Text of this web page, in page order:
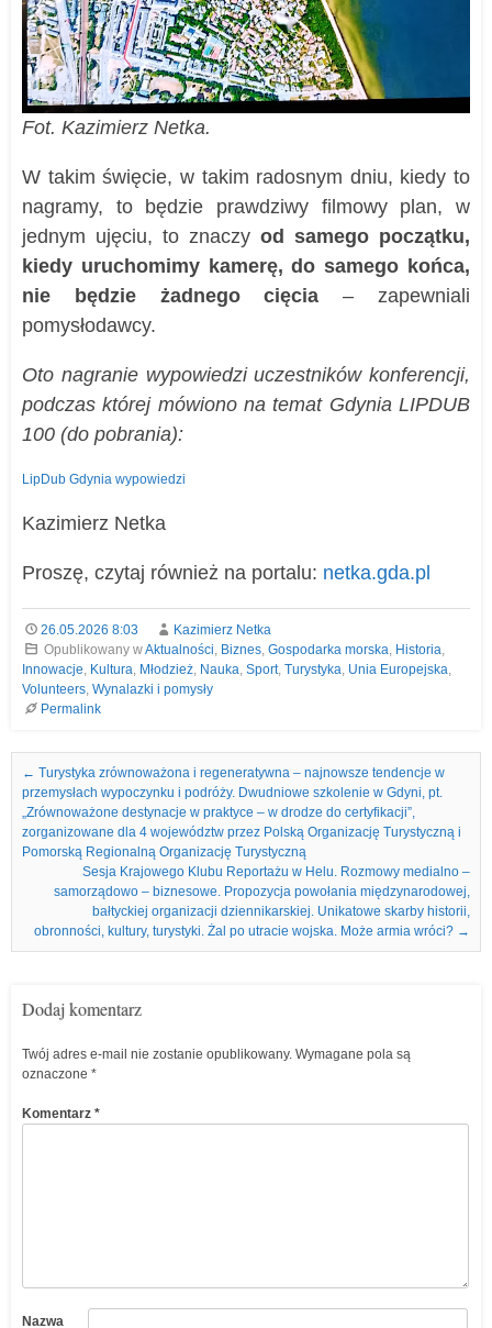
Fot. Kazimierz Netka.
W takim święcie, w takim radosnym dniu, kiedy to
nagramy, to będzie prawdziwy filmowy plan, w
jednym ujęciu, to znaczy od samego początku,
kiedy uruchomimy kamerę, do samego końca,
nie będzie żadnego cięcia– zapewniali
pomysłodawcy.
Oto nagranie wypowiedzi uczestników konferencji,
podczas której mówiono na temat Gdynia LIPDUB
100 (do pobrania):
LipDub Gdynia wypowiedzi
Kazimierz Netka
Proszę, czytaj również na portalu: netka.gda.pl
26.05.2026 8:03
Kazimierz Netka
Opublikowany wAktualności, Biznes, Gospodarka morska, Historia,
Innowacje, Kultura, Młodzież, Nauka, Sport, Turystyka, Unia Europejska,
Volunteers, Wynalazki i pomysły
Permalink
Nawigacja we wpisach
← Turystyka zrównoważona i regeneratywna – najnowsze tendencje w
przemysłach wypoczynku i podróży. Dwudniowe szkolenie w Gdyni, pt.
„Zrównoważone destynacje w praktyce – w drodze do certyfikacji”,
zorganizowane dla 4 województw przez Polską Organizację Turystyczną i
Pomorską Regionalną Organizację Turystyczną
Sesja Krajowego Klubu Reportażu w Helu. Rozmowy medialno –
samorządowo – biznesowe. Propozycja powołania międzynarodowej,
bałtyckiej organizacji dziennikarskiej. Unikatowe skarby historii,
obronności, kultury, turystyki. Żal po utracie wojska. Może armia wróci? →
Dodaj komentarz
Twój adres e-mail nie zostanie opublikowany. Wymagane pola są
oznaczone *
Komentarz *
Nazwa